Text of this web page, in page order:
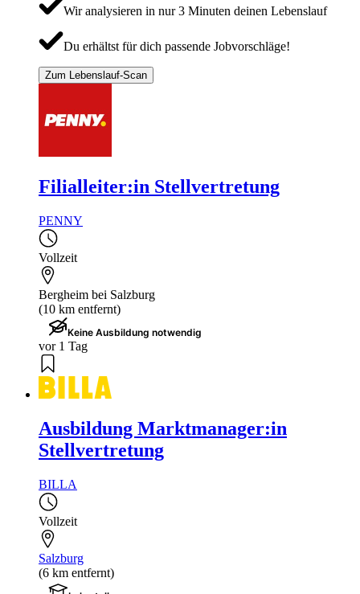
Wir analysieren in nur 3 Minuten deinen Lebenslauf
Du erhältst für dich passende Jobvorschläge!
Zum Lebenslauf-Scan
Filialleiter:in Stellvertretung
PENNY
Vollzeit
Bergheim bei Salzburg
(10 km entfernt)
Keine Ausbildung notwendig
vor 1 Tag
Ausbildung Marktmanager:in
Stellvertretung
BILLA
Vollzeit
Salzburg
(6 km entfernt)